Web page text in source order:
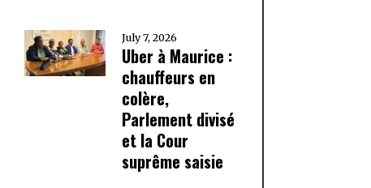
July 7, 2026
Uber à Maurice :
chauffeurs en
colère,
Parlement divisé
et la Cour
suprême saisie